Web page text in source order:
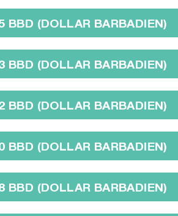
BBD (DOLLAR BARBADIEN)
BBD (DOLLAR BARBADIEN)
BBD (DOLLAR BARBADIEN)
BBD (DOLLAR BARBADIEN)
BBD (DOLLAR BARBADIEN)